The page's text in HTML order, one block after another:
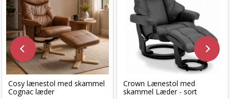
Cosy lænestol med skammel
Cognac læder
Crown Lænestol med
skammel Læder - sort